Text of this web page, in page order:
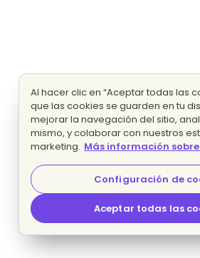
Al hacer clic en “Aceptar todas las
que las cookies se guarden en tu
mejorar la navegación del sitio,
mismo, y colaborar con nuestros
marketing. Más información
Configuración de
Aceptar todas las